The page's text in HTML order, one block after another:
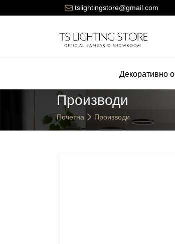
tslightingstore@gmail.com
за достава на нарачките е 150 денари.
Декоративно
Производи
Почетна Производи